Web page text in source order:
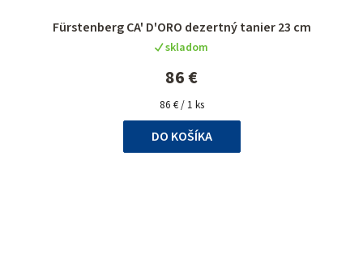
Fürstenberg CA' D'ORO dezertný tanier 23 cm
skladom
86 €
Jednotková
cena:
86 € / 1 ks
DO KOŠÍKA